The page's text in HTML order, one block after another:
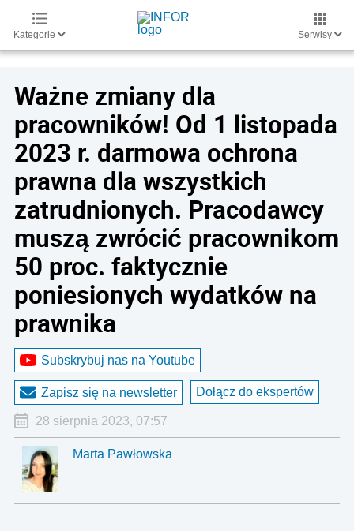
Kategorie Serwisy
Ważne zmiany dla
pracowników! Od 1 listopada
2023 r. darmowa ochrona
prawna dla wszystkich
zatrudnionych. Pracodawcy
muszą zwrócić pracownikom
50 proc. faktycznie
poniesionych wydatków na
prawnika
Subskrybuj nas na Youtube
Zapisz się na newsletter Dołącz do ekspertów
28 sierpnia 2023, 07:57
Marta Pawłowska